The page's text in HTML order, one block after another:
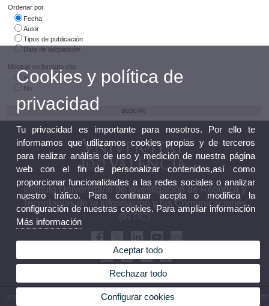
Ordenar por
Fecha
Autor
Tipos de publicación
Data de adquisición
Mostrar en formato cita
Si
No
Instituto Universitario de Investigación de Robótica y
Tecnologías de la Información y las Comunicaciones
(IRTIC)
© 2026 UV. - c/ Catedrático José Beltrán, 2. 46980 Paterna (Valencia). Teléfono: 963 543 475
Cookies y política de
privacidad
Tu privacidad es importante para nosotros. Por ello te
informamos que utilizamos cookies propias y de terceros
para realizar análisis de uso y medición de nuestra página
web con el fin de personalizar contenidos,así como
proporcionar funcionalidades a las redes sociales o analizar
nuestro tráfico. Para continuar acepta o modifica la
configuración de nuestras cookies. Para ampliar información
Más información
Aceptar todo
Rechazar todo
Configurar cookies